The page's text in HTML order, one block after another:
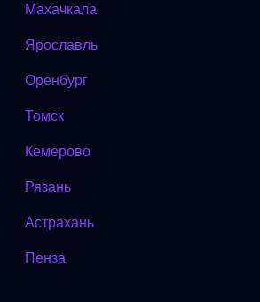
Махачкала
Ярославль
Оренбург
Томск
Кемерово
Рязань
Астрахань
Пенза